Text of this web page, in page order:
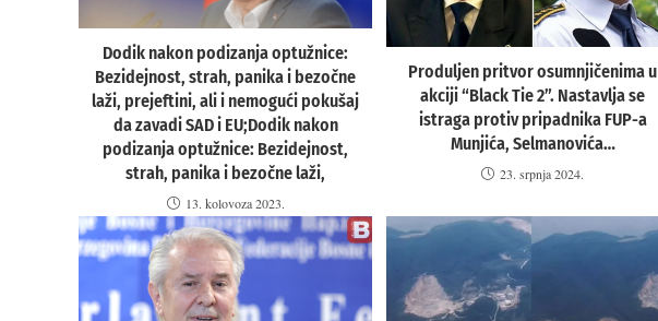
Dodik nakon podizanja optužnice:
Bezidejnost, strah, panika i bezočne
laži, prejeftini, ali i nemogući pokušaj
da zavadi SAD i EU;Dodik nakon
podizanja optužnice: Bezidejnost,
strah, panika i bezočne laži,
13. kolovoza 2023.
Produljen pritvor osumnjičenima u
akciji “Black Tie 2”. Nastavlja se
istraga protiv pripadnika FUP-a
Munjića, Selmanovića…
23. srpnja 2024.